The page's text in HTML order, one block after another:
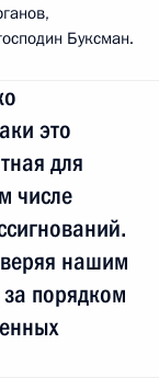
Буксман.
это
для
числе
нашим
порядком